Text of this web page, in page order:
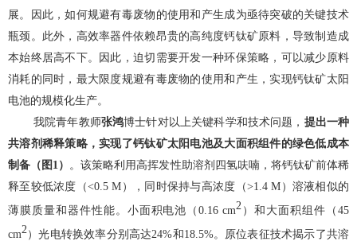
展。因此，如何规避有毒废物的使用和产生成为亟待突破的关键技术
瓶颈。此外，高效率器件依赖昂贵的高纯度钙钛矿原料，导致制造成
本始终居高不下。因此，迫切需要开发一种环保策略，可以减少原料
消耗的同时，最大限度规避有毒废物的使用和产生，实现钙钛矿太阳
电池的规模化生产。
我院青年教师张鸿博士针对以上关键科学和技术问题， 提出一种
共溶剂稀释策略，实现了钙钛矿太阳电池及大面积组件的绿色低成本
制备（图 1 ） 。该策略利用高挥发性助溶剂四氢呋喃，将钙钛矿前体稀
释至较低浓度（<0.5 M ），同时保持与高浓度（>1.4 M ）溶液相似的
薄膜质量和器件性能。小面积电池（0.16 cm2 ）和大面积组件（45
cm2 ）光电转换效率分别高达24%和 18.5%。原位表征技术揭示了共溶